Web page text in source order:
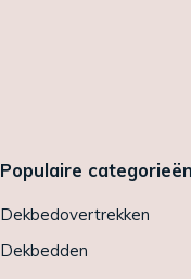
Populaire categorieën
Dekbedovertrekken
Dekbedden